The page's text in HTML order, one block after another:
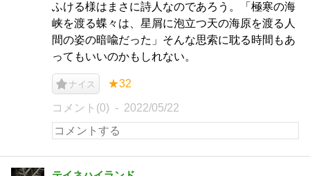
ふける様はまさに詩人なのであろう。「極寒の海
峡を渡る蝶々は、星屑に泡立つ天の海原を渡る人
間の姿の暗喩だった」そんな思索に耽る時間もあ
ってもいいのかもしれない。
ナイス ★32
コメント(0) 2022/05/22